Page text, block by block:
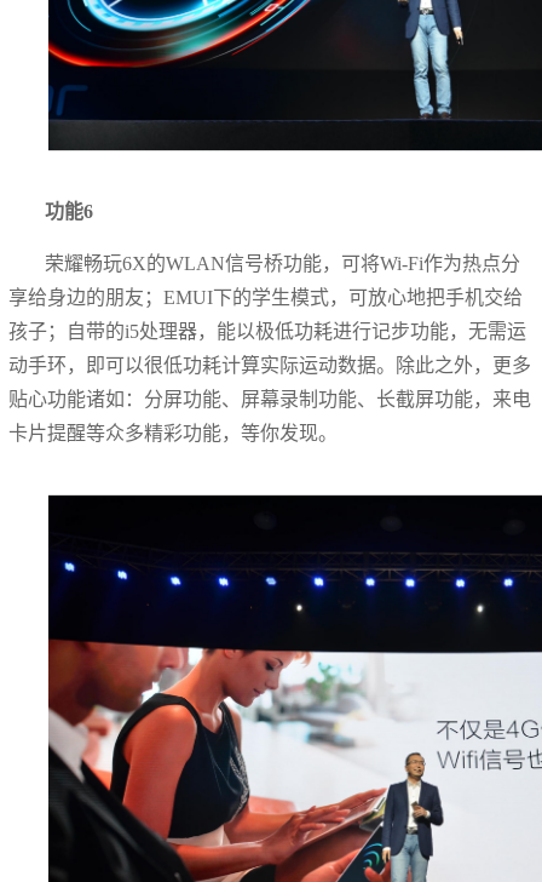
功能6
荣耀畅玩6X的WLAN信号桥功能，可将Wi-Fi作为热点分
享给身边的朋友；EMUI下的学生模式，可放心地把手机交给
孩子；自带的i5处理器，能以极低功耗进行记步功能，无需运
动手环，即可以很低功耗计算实际运动数据。除此之外，更多
贴心功能诸如：分屏功能、屏幕录制功能、长截屏功能，来电
卡片提醒等众多精彩功能，等你发现。